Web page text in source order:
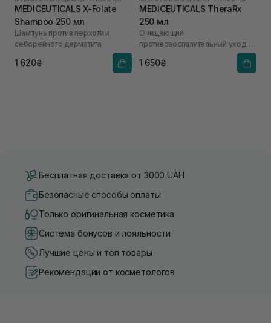
MEDICEUTICALS X-Folate
Shampoo 250 мл
Шампунь против перхоти и
себорейного дерматита
1 620₴
MEDICEUTICALS TheraRx
250 мл
Очищающий
противовоспалительный уход
для кожи головы и кожи тела
1 650₴
Бесплатная доставка от 3000 UAH
Безопасные способы оплаты
Только оригинальная косметика
Система бонусов и лояльности
Лучшие цены и топ товары
Рекомендации от косметологов